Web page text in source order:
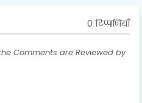
0 टिप्पणियाँ
Comments are Reviewed by